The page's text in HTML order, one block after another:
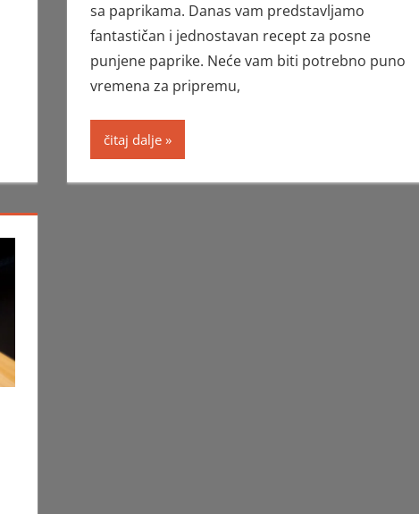
sa paprikama. Danas vam predstavljamo
fantastičan i jednostavan recept za posne
punjene paprike. Neće vam biti potrebno puno
vremena za pripremu,
čitaj dalje